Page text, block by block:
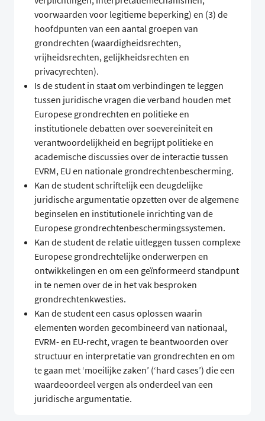
voorwaarden voor legitieme beperking) en (3) de
hoofdpunten van een aantal groepen van
grondrechten (waardigheidsrechten,
vrijheidsrechten, gelijkheidsrechten en
privacyrechten).
Is de student in staat om verbindingen te leggen
tussen juridische vragen die verband houden met
Europese grondrechten en politieke en
institutionele debatten over soevereiniteit en
verantwoordelijkheid en begrijpt politieke en
academische discussies over de interactie tussen
EVRM, EU en nationale grondrechtenbescherming.
Kan de student schriftelijk een deugdelijke
juridische argumentatie opzetten over de algemene
beginselen en institutionele inrichting van de
Europese grondrechtenbeschermingssystemen.
Kan de student de relatie uitleggen tussen complexe
Europese grondrechtelijke onderwerpen en
ontwikkelingen en om een geïnformeerd standpunt
in te nemen over de in het vak besproken
grondrechtenkwesties.
Kan de student een casus oplossen waarin
elementen worden gecombineerd van nationaal,
EVRM- en EU-recht, vragen te beantwoorden over
structuur en interpretatie van grondrechten en om
te gaan met ‘moeilijke zaken’ (‘hard cases’) die een
waardeoordeel vergen als onderdeel van een
juridische argumentatie.